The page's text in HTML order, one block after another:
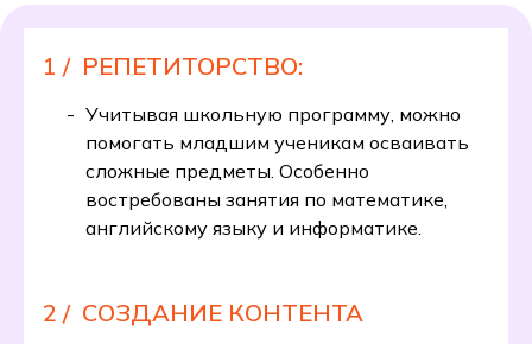
1 / РЕПЕТИТОРСТВО:
Учитывая школьную программу, можно
помогать младшим ученикам осваивать
сложные предметы. Особенно
востребованы занятия по математике,
английскому языку и информатике.
2 / СОЗДАНИЕ КОНТЕНТА